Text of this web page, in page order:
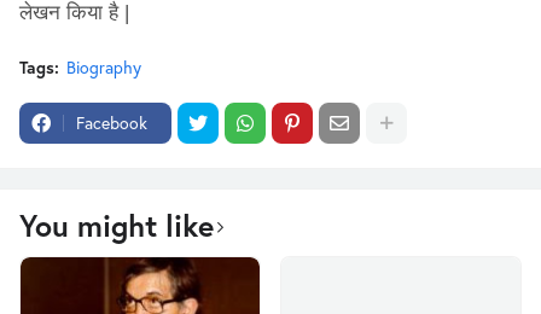
लेखन किया है |
Tags: Biography
Facebook
You might like